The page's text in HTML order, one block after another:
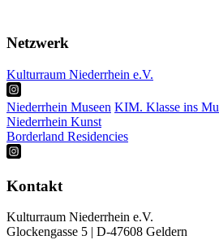
Netzwerk
Kulturraum Niederrhein e.V.
Niederrhein Museen KIM. Klasse ins
Niederrhein Kunst
Borderland Residencies
Kontakt
Kulturraum Niederrhein e.V.
Glockengasse 5 | D-47608 Geldern